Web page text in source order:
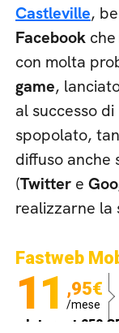
Castleville,
Facebook
con molta
game,
al successo
spopolato,
diffuso anche
(Twitter e
realizzarne la
Fastweb
11 ,95€
/mese
Internet 250